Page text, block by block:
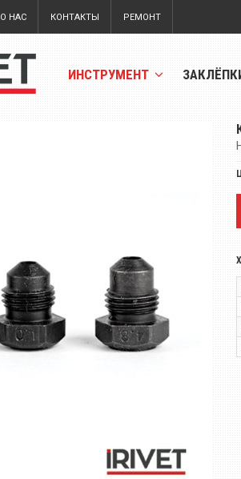
О НАС КОНТАКТЫ РЕМОНТ
ИНСТРУМЕНТ